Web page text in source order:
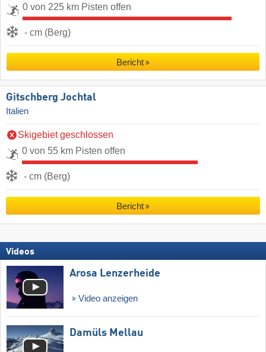
0 von 225 km Pisten offen
- cm (Berg)
Bericht
Gitschberg Jochtal
Italien
Skigebiet geschlossen
0 von 55 km Pisten offen
- cm (Berg)
Bericht
Videos
Arosa Lenzerheide
Video anzeigen
Damüls Mellau